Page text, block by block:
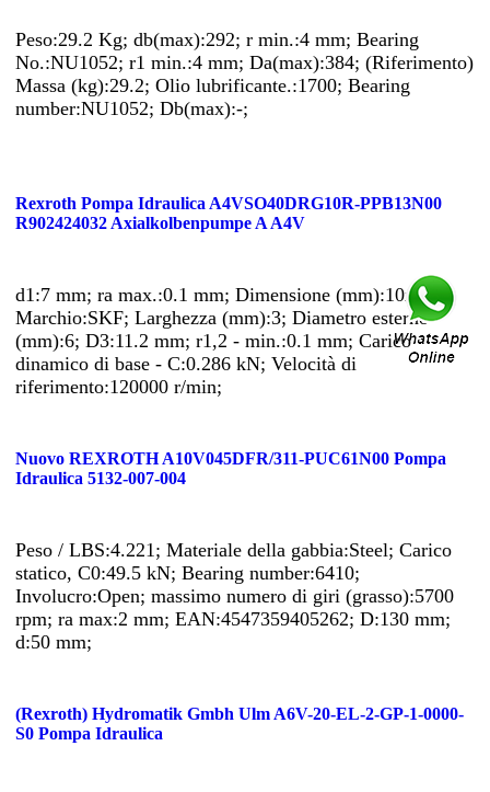
Peso:29.2 Kg; db(max):292; r min.:4 mm; Bearing
No.:NU1052; r1 min.:4 mm; Da(max):384; (Riferimento)
Massa (kg):29.2; Olio lubrificante.:1700; Bearing
number:NU1052; Db(max):-;
Rexroth Pompa Idraulica A4VSO40DRG10R-PPB13N00
R902424032 Axialkolbenpumpe A A4V
d1:7 mm; ra max.:0.1 mm; Dimensione (mm):10x6x3;
Marchio:SKF; Larghezza (mm):3; Diametro esterno
(mm):6; D3:11.2 mm; r1,2 - min.:0.1 mm; Carico
dinamico di base - C:0.286 kN; Velocità di
riferimento:120000 r/min;
Nuovo REXROTH A10V045DFR/311-PUC61N00 Pompa
Idraulica 5132-007-004
Peso / LBS:4.221; Materiale della gabbia:Steel; Carico
statico, C0:49.5 kN; Bearing number:6410;
Involucro:Open; massimo numero di giri (grasso):5700
rpm; ra max:2 mm; EAN:4547359405262; D:130 mm;
d:50 mm;
(Rexroth) Hydromatik Gmbh Ulm A6V-20-EL-2-GP-1-0000-
S0 Pompa Idraulica